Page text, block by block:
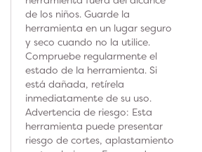
de los niños. Guarde la
herramienta en un lugar seguro
y seco cuando no la utilice.
Compruebe regularmente el
estado de la herramienta. Si
está dañada, retírela
inmediatamente de su uso.
Advertencia de riesgo: Esta
herramienta puede presentar
riesgo de cortes, aplastamiento